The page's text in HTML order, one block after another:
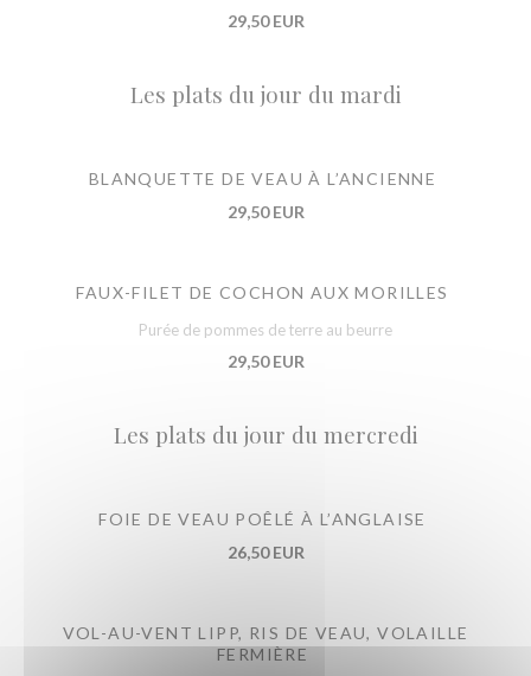
29,50 EUR
Les plats du jour du mardi
BLANQUETTE DE VEAU À L’ANCIENNE
29,50 EUR
FAUX-FILET DE COCHON AUX MORILLES
Purée de pommes de terre au beurre
29,50 EUR
Les plats du jour du mercredi
FOIE DE VEAU POÊLÉ À L’ANGLAISE
26,50 EUR
VOL-AU-VENT LIPP, RIS DE VEAU, VOLAILLE
FERMIÈRE